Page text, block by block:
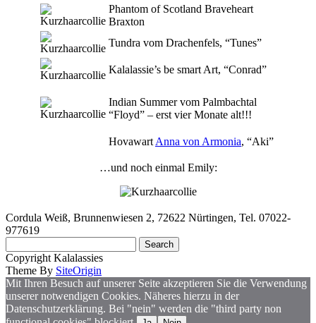
Phantom of Scotland Braveheart
Braxton
Tundra vom Drachenfels, “Tunes”
Kalalassie’s be smart Art, “Conrad”
Indian Summer vom Palmbachtal
“Floyd” – erst vier Monate alt!!!
Hovawart Anna von Armonia, “Aki”
…und noch einmal Emily:
Cordula Weiß, Brunnenwiesen 2, 72622 Nürtingen, Tel. 07022-
977619
for:
Copyright Kalalassies
Theme By SiteOrigin
Mit Ihren Besuch auf unserer Seite akzeptieren Sie die Verwendung
unserer notwendigen Cookies. Näheres hierzu in der
Datenschutzerklärung. Bei "nein" werden die "third party non